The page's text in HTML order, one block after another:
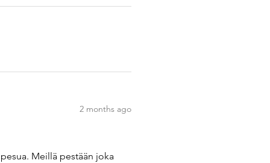
2 months ago
Meillä pestään joka